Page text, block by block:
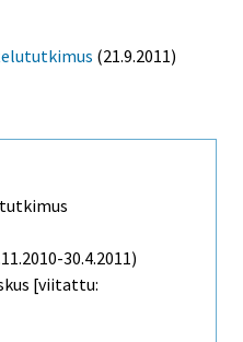
(21.9.2011)
30.4.2011)
[viitattu: